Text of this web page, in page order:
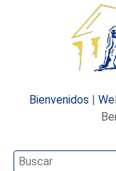
Bienvenidos |